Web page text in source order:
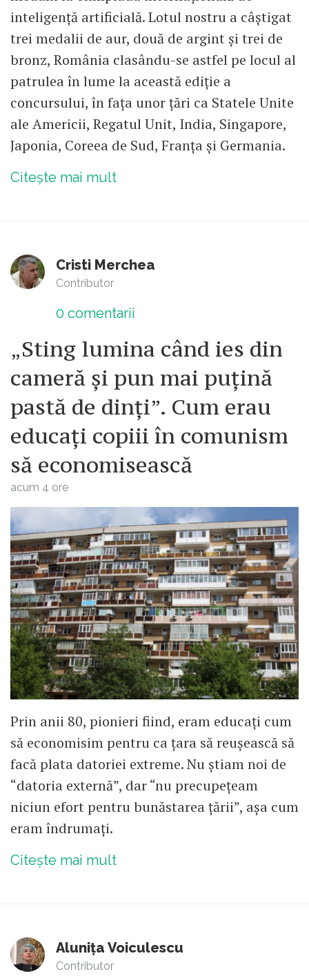
inteligență artificială. Lotul nostru a câștigat
trei medalii de aur, două de argint și trei de
bronz, România clasându-se astfel pe locul al
patrulea în lume la această ediție a
concursului, în fața unor țări ca Statele Unite
ale Americii, Regatul Unit, India, Singapore,
Japonia, Coreea de Sud, Franța și Germania.
Citește mai mult
Cristi Merchea
Contributor
0 comentarii
„Sting lumina când ies din
cameră și pun mai puțină
pastă de dinți”. Cum erau
educați copiii în comunism
să economisească
acum 4 ore
Prin anii 80, pionieri fiind, eram educați cum
să economisim pentru ca țara să reușească să
facă plata datoriei extreme. Nu știam noi de
“datoria externă”, dar “nu precupețeam
niciun efort pentru bunăstarea țării”, așa cum
eram îndrumați.
Citește mai mult
Alunița Voiculescu
Contributor